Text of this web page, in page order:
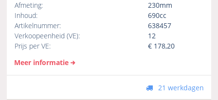
Afmeting:
230mm
Inhoud:
690cc
Artikelnummer:
638457
Verkoopeenheid (VE):
12
Prijs per VE:
€ 178,20
Meer informatie
21 werkdagen